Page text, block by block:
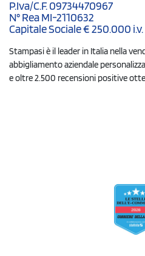
P.Iva/C.F. 09734470967
N° Rea MI-2110632
Capitale Sociale € 250.000 i.v.
Stampasi è il leader in Italia nella
abbigliamento aziendale
e oltre 2.500 recensioni positive